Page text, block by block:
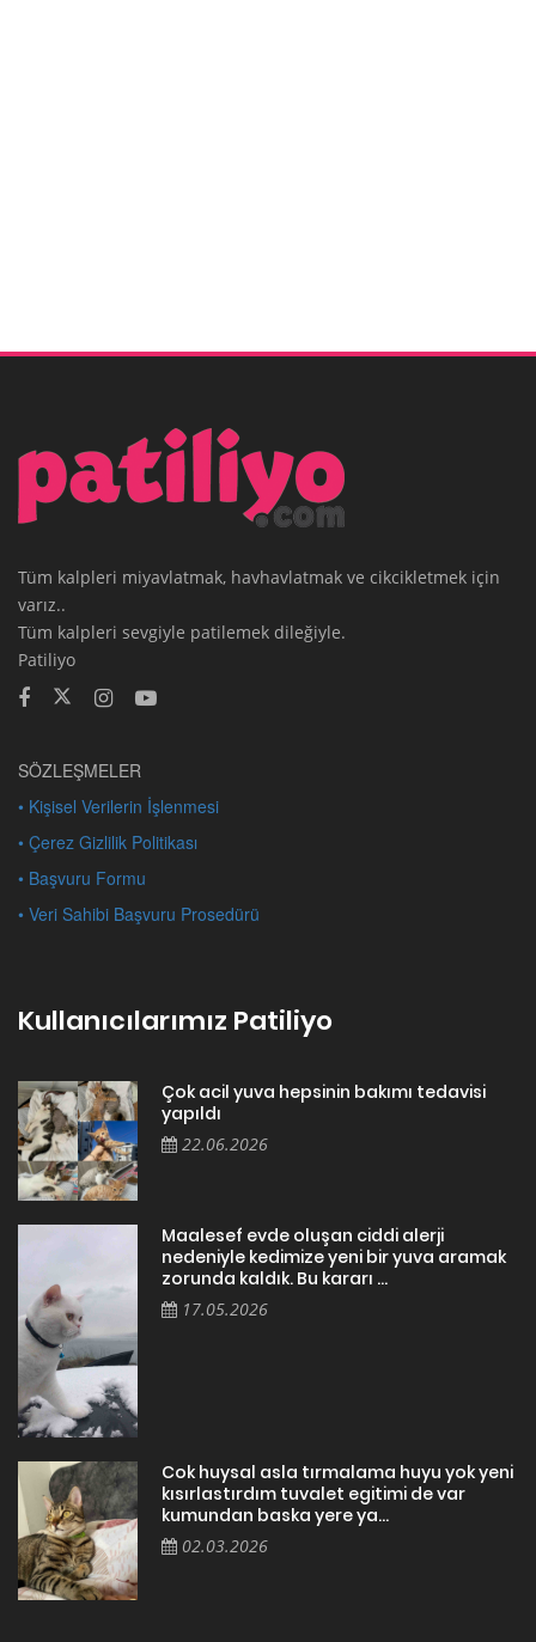
Tüm kalpleri miyavlatmak, havhavlatmak ve cikcikletmek için
varız..
Tüm kalpleri sevgiyle patilemek dileğiyle.
Patiliyo
SÖZLEŞMELER
• Kişisel Verilerin İşlenmesi
• Çerez Gizlilik Politikası
• Başvuru Formu
• Veri Sahibi Başvuru Prosedürü
Kullanıcılarımız Patiliyo
Çok acil yuva hepsinin bakımı tedavisi
yapıldı
22.06.2026
Maalesef evde oluşan ciddi alerji
nedeniyle kedimize yeni bir yuva aramak
zorunda kaldık. Bu kararı ...
17.05.2026
Cok huysal asla tırmalama huyu yok yeni
kısırlastırdım tuvalet egitimi de var
kumundan baska yere ya...
02.03.2026